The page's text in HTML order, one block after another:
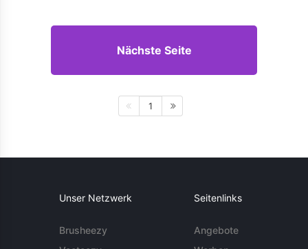
Nächste Seite
1
Unser Netzwerk
Brusheezy
Seitenlinks
Angebote